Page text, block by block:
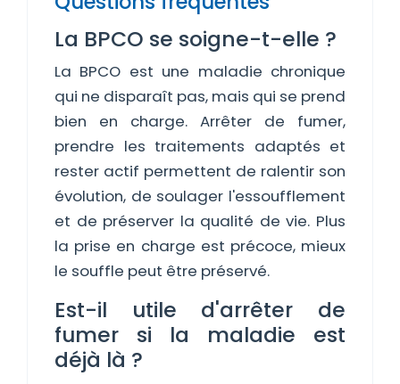
La BPCO se soigne-t-elle ?
La BPCO est une maladie chronique
qui ne disparaît pas, mais qui se prend
bien en charge. Arrêter de fumer,
prendre les traitements adaptés et
rester actif permettent de ralentir son
évolution, de soulager l'essoufflement
et de préserver la qualité de vie. Plus
la prise en charge est précoce, mieux
le souffle peut être préservé.
Est-il utile d'arrêter de
fumer si la maladie est
déjà là ?